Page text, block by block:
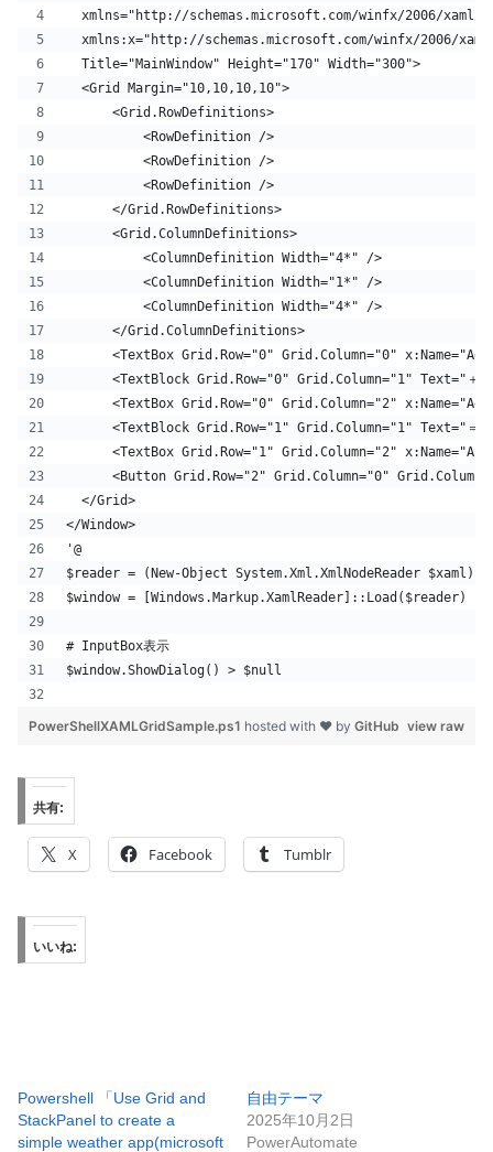
xmlns="http://schemas.microsoft.com/winfx/2006/xaml/
xmlns:x="http://schemas.microsoft.com/winfx/2006/
  Title="MainWindow" Height="170" Width="300">
  <Grid Margin="10,10,10,10">
      <Grid.RowDefinitions>
          <RowDefinition />
          <RowDefinition />
          <RowDefinition />
      </Grid.RowDefinitions>
      <Grid.ColumnDefinitions>
          <ColumnDefinition Width="4*" />
          <ColumnDefinition Width="1*" />
          <ColumnDefinition Width="4*" />
      </Grid.ColumnDefinitions>
<TextBox Grid.Row="0" Grid.Column="0"
<TextBlock Grid.Row="0" Grid.Column="1" Text="
<TextBox Grid.Row="0" Grid.Column="2"
<TextBlock Grid.Row="1" Grid.Column="1" Text="
<TextBox Grid.Row="1" Grid.Column="2"
<Button Grid.Row="2" Grid.Column="0"
  </Grid>
</Window>
'@
$reader = (New-Object System.Xml.XmlNodeReader $xaml)
$window = [Windows.Markup.XamlReader]::Load($reader)
# InputBox表示
$window.ShowDialog() > $null
view raw
PowerShellXAMLGridSample.ps1 hosted with ❤ by GitHub
共有:
X Facebook Tumblr
いいね:
Powershell 「Use Grid and
StackPanel to create a
simple weather app(microsoft
自由テーマ
2025年10月2日
PowerAutomate